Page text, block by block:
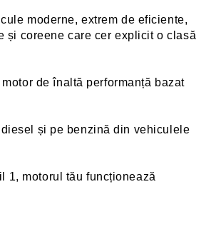
moderne, extrem de eficiente,
și coreene care cer explicit o clasă
de înaltă performanță bazat
și pe benzină din vehiculele
1, motorul tău funcționează